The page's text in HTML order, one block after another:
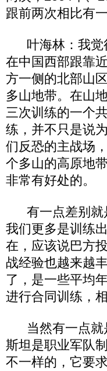
跟前两次相比有
叶海林：我觉
在中国西部跟靠
方一侧的北部山
多山地带。在山
三次训练的一个
练，并不只是说
们反恐的主战场
个多山的高原地
非常有好处的。
有一点差别就
我们更多是训练
在，应该说巴方
战经验也越来越
了，是一些平均
进行合同训练，
当然有一点就
斯坦是职业军队
不一样的，它要